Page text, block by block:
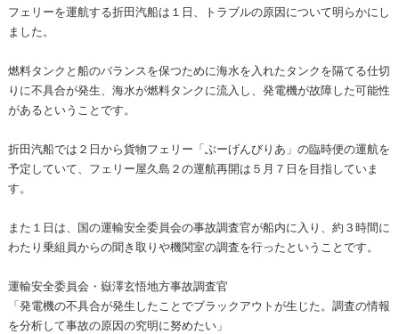
フェリーを運航する折田汽船は１日、トラブルの原因について明らかにし
ました。
燃料タンクと船のバランスを保つために海水を入れたタンクを隔てる仕切
りに不具合が発生、海水が燃料タンクに流入し、発電機が故障した可能性
があるということです。
折田汽船では２日から貨物フェリー「ぶーげんびりあ」の臨時便の運航を
予定していて、フェリー屋久島２の運航再開は５月７日を目指していま
す。
また１日は、国の運輸安全委員会の事故調査官が船内に入り、約３時間に
わたり乗組員からの聞き取りや機関室の調査を行ったということです。
運輸安全委員会・嶽澤玄悟地方事故調査官
「発電機の不具合が発生したことでブラックアウトが生じた。調査の情報
を分析して事故の原因の究明に努めたい」